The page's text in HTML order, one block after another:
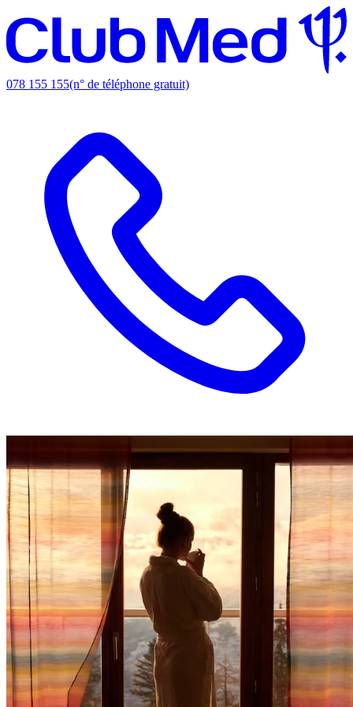
078 155 155(n° de téléphone gratuit)